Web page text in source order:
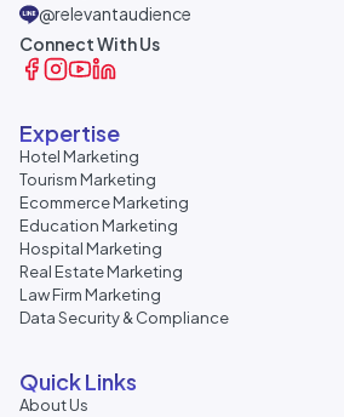
@relevantaudience
Connect With Us
Expertise
Hotel Marketing
Tourism Marketing
Ecommerce Marketing
Education Marketing
Hospital Marketing
Real Estate Marketing
Law Firm Marketing
Data Security & Compliance
Quick Links
About Us